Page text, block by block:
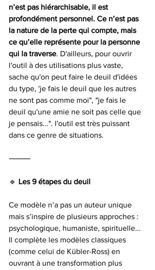
n’est pas hiérarchisable, il est
profondément personnel. Ce n’est pas
la nature de la perte qui compte, mais
ce qu’elle représente pour la personne
qui la traverse. D'ailleurs, pour ouvrir
l'outil à des utilisations plus vaste,
sache qu'on peut faire le deuil d'idées
du type, 'je fais le deuil que les autres
ne sont pas comme moi", "je fais le
deuil qu'une amie ne soit pas celle que
je pensais...". l'outil est très puissant
dans ce genre de situations.
⸻
🔹 Les 9 étapes du deuil
Ce modèle n’a pas un auteur unique
mais s’inspire de plusieurs approches :
psychologique, humaniste, spirituelle…
Il complète les modèles classiques
(comme celui de Kübler-Ross) en
ouvrant à une transformation plus